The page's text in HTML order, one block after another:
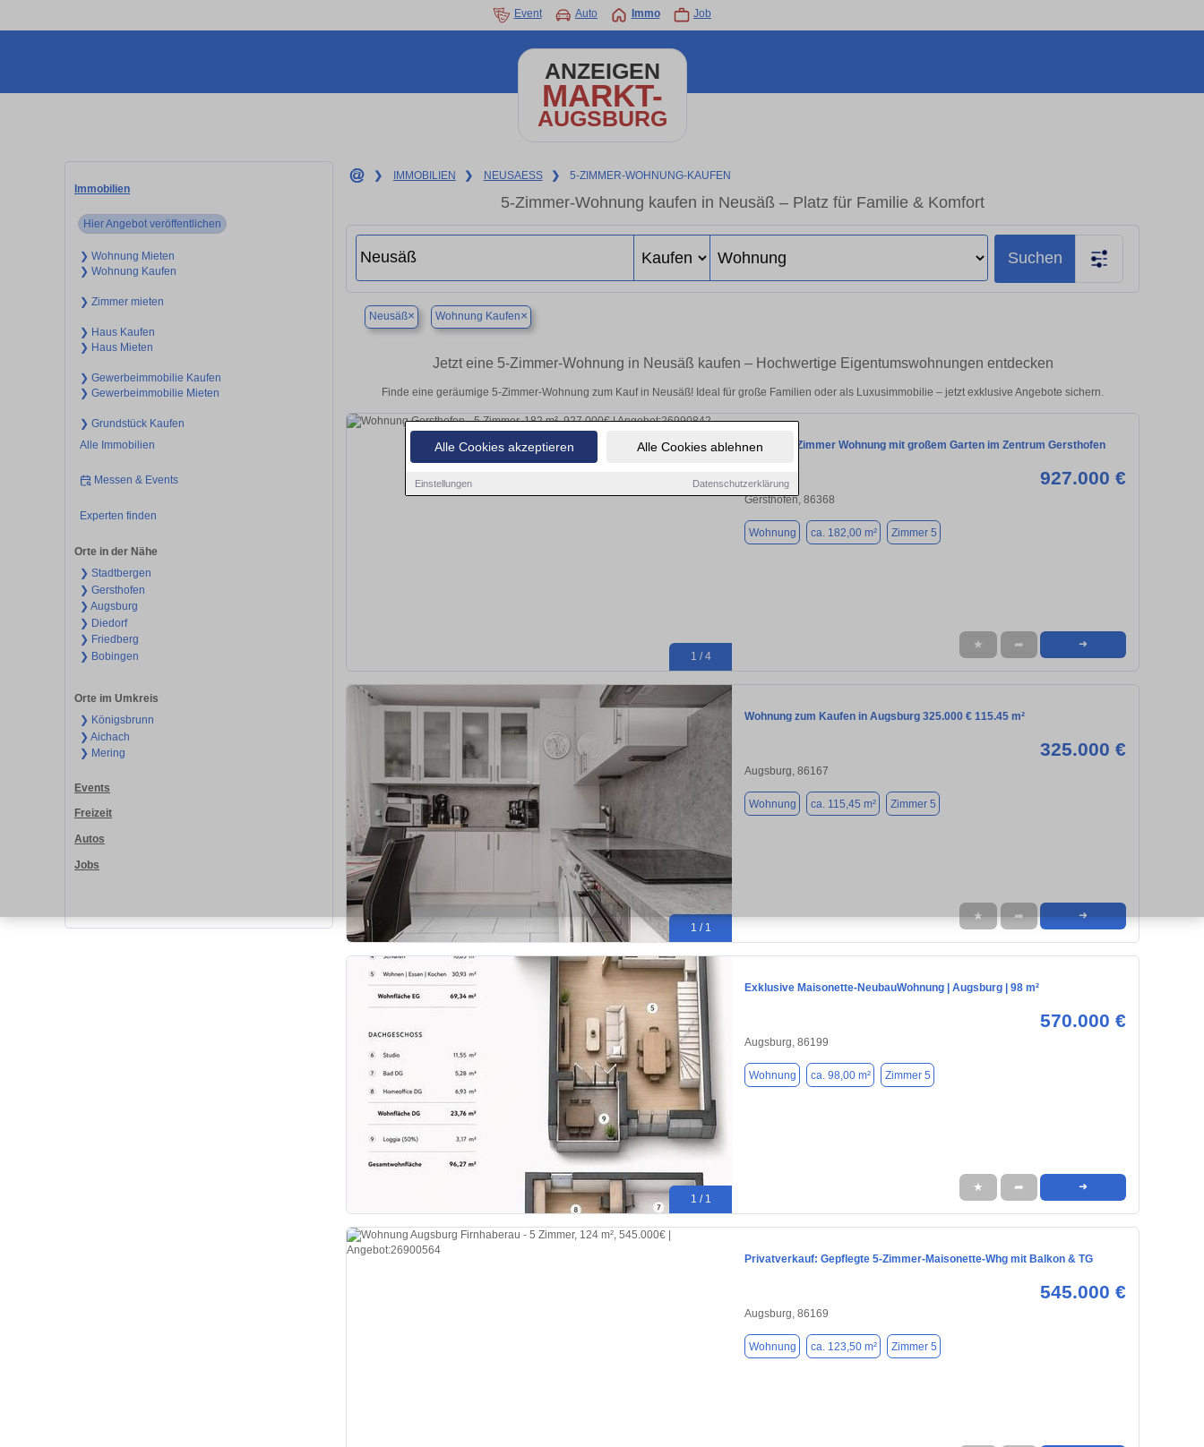
Alle Cookies akzeptieren Alle Cookies ablehnen
Einstellungen Datenschutzerklärung
Event Auto Immo Job
ANZEIGEN
MARKT-
AUGSBURG
Immobilien
Hier Angebot veröffentlichen
❯ Wohnung Mieten
❯ Wohnung Kaufen
❯ Zimmer mieten
❯ Haus Kaufen
❯ Haus Mieten
❯ Gewerbeimmobilie Kaufen
❯ Gewerbeimmobilie Mieten
❯ Grundstück Kaufen
Alle Immobilien
Messen & Events
Experten finden
Orte in der Nähe
❯ Stadtbergen
❯ Gersthofen
❯ Augsburg
❯ Diedorf
❯ Friedberg
❯ Bobingen
Orte im Umkreis
❯ Königsbrunn
❯ Aichach
❯ Mering
Events
Freizeit
Autos
Jobs
❯ IMMOBILIEN ❯ NEUSAESS ❯ 5-ZIMMER-WOHNUNG-KAUFEN
5-Zimmer-Wohnung kaufen in Neusäß – Platz für Familie & Komfort
Suchen
Neusäß× Wohnung Kaufen×
Jetzt eine 5-Zimmer-Wohnung in Neusäß kaufen – Hochwertige Eigentumswohnungen entdecken
Finde eine geräumige 5-Zimmer-Wohnung zum Kauf in Neusäß! Ideal für große Familien oder als Luxusimmobilie – jetzt exklusive Angebote sichern.
1 / 4
Neubau 4-Zimmer Wohnung mit großem Garten im Zentrum Gersthofen
927.000 €
Gersthofen, 86368
Wohnung ca. 182,00 m² Zimmer 5
★ ➦ ➜
1 / 1
Wohnung zum Kaufen in Augsburg 325.000 € 115.45 m²
325.000 €
Augsburg, 86167
Wohnung ca. 115,45 m² Zimmer 5
★ ➦ ➜
1 / 1
Exklusive Maisonette-NeubauWohnung | Augsburg | 98 m²
570.000 €
Augsburg, 86199
Wohnung ca. 98,00 m² Zimmer 5
★ ➦ ➜
Privatverkauf: Gepflegte 5-Zimmer-Maisonette-Whg mit Balkon & TG
545.000 €
Augsburg, 86169
Wohnung ca. 123,50 m² Zimmer 5